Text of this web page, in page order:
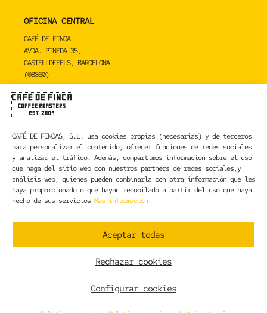
CAFÉ DE FINCAS, S.L. usa cookies propias (necesarias) y de terceros
para personalizar el contenido, ofrecer funciones de redes sociales
y analizar el tráfico. Además, compartimos información sobre el uso
que haga del sitio web con nuestros partners de redes sociales,y
análisis web, quienes pueden combinarla con otra información que les
haya proporcionado o que hayan recopilado a partir del uso que haya
hecho de sus servicios Más información.
Aceptar todas
Rechazar cookies
Configurar cookies
OFICINA CENTRAL
CAFÉ DE FINCA
AVDA. PINEDA 35,
CASTELLDEFELS, BARCELONA
(08860)
TOSTADERO
CAFÉ DE FINCA
CARRER DE LA MARE DE DÉU DE NÚRIA 23C,
SANT BOI DE LLOBREGAT, BARCELONA
(08830)
CONTACTA CON NOSOTROS
CONDICIONES GENERALES DE CONTRATACIÓN